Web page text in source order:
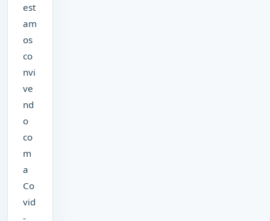
est
am
os
co
nvi
ve
nd
o
co
m
a
Co
vid
-